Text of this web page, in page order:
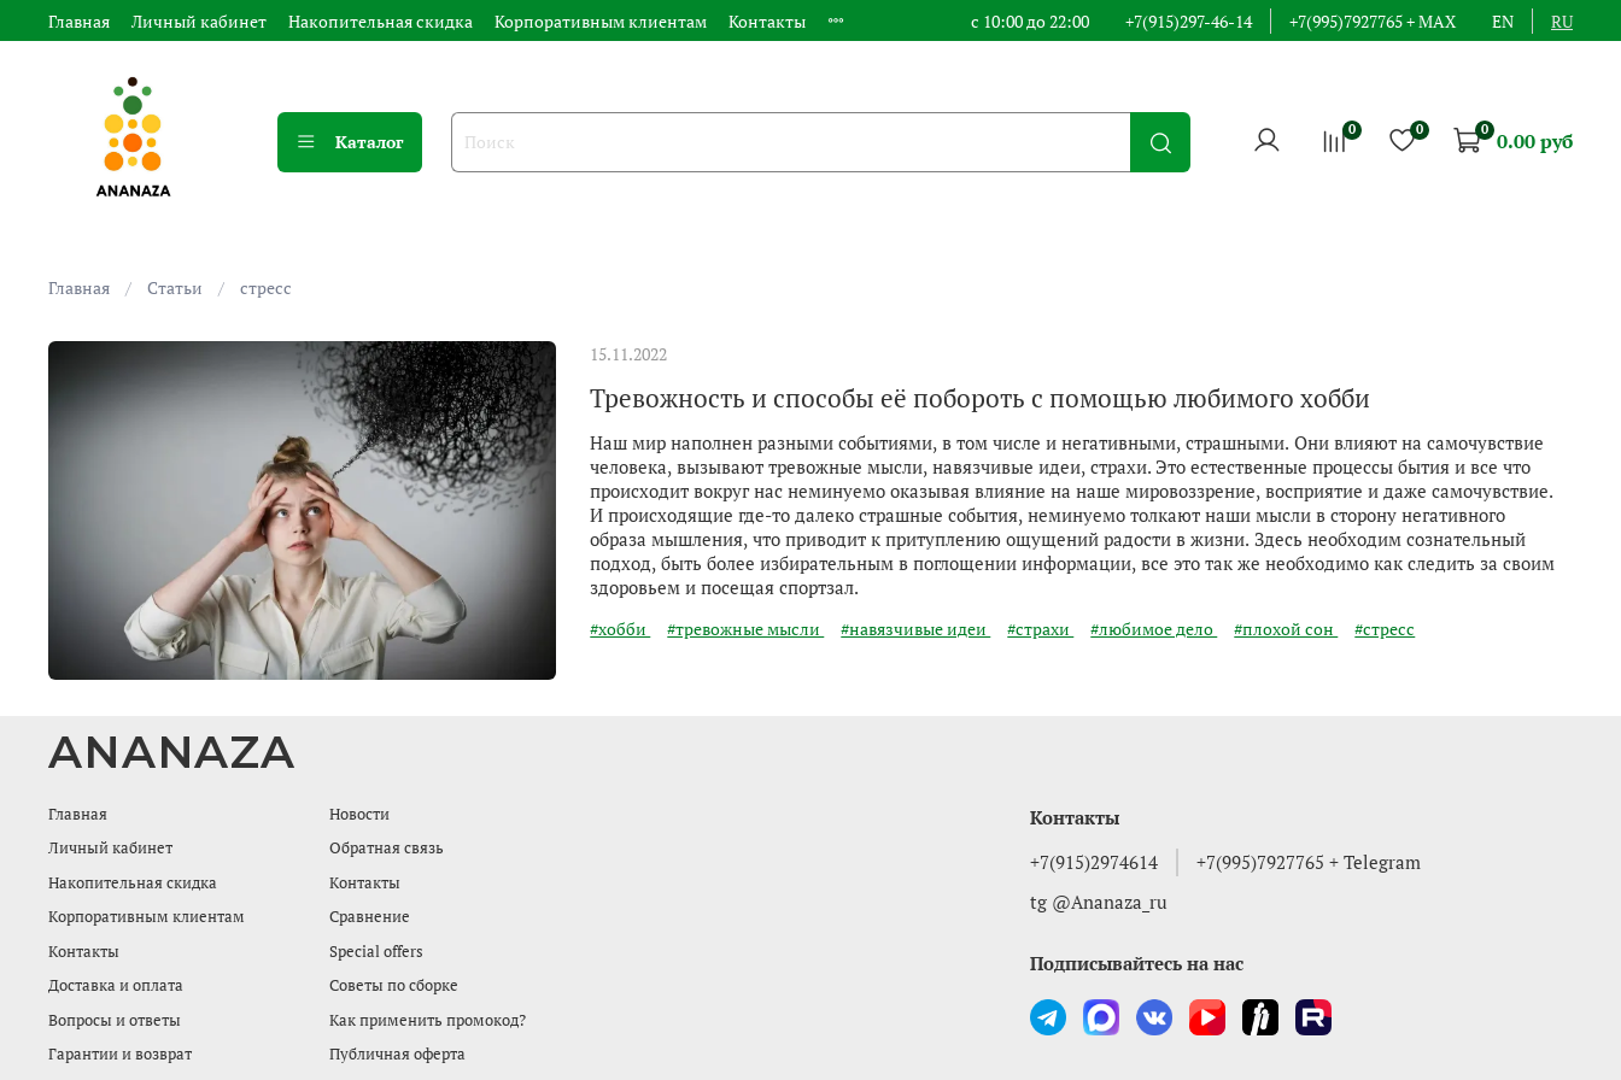
Главная Личный кабинет Накопительная скидка Корпоративным клиентам Контакты с 10:00 до 22:00 +7(915)297-46-14 +7(995)7927765 + MAX EN RU
Каталог
0 0 0 0.00 руб
Главная Статьи стресс
Тревожность и способы её побороть с помощью любимого хобби
Наш мир наполнен разными событиями, в том числе и негативными, страшными. Они влияют на самочувствие
человека, вызывают тревожные мысли, навязчивые идеи, страхи. Это естественные процессы бытия и все что
происходит вокруг нас неминуемо оказывая влияние на наше мировоззрение, восприятие и даже самочувствие.
И происходящие где-то далеко страшные события, неминуемо толкают наши мысли в сторону негативного
образа мышления, что приводит к притуплению ощущений радости в жизни. Здесь необходим сознательный
подход, быть более избирательным в поглощении информации, все это так же необходимо как следить за своим
здоровьем и посещая спортзал.
15.11.2022
#хобби #тревожные мысли #навязчивые идеи #страхи #любимое дело #плохой сон #стресс
ANANAZA
Главная
Личный кабинет
Накопительная скидка
Корпоративным клиентам
Контакты
Доставка и оплата
Вопросы и ответы
Гарантии и возврат
Новости
Обратная связь
Контакты
Сравнение
Special offers
Советы по сборке
Как применить промокод?
Публичная оферта
Контакты
+7(915)2974614
+7(995)7927765 + Telegram
tg @Ananaza_ru
Подписывайтесь на нас